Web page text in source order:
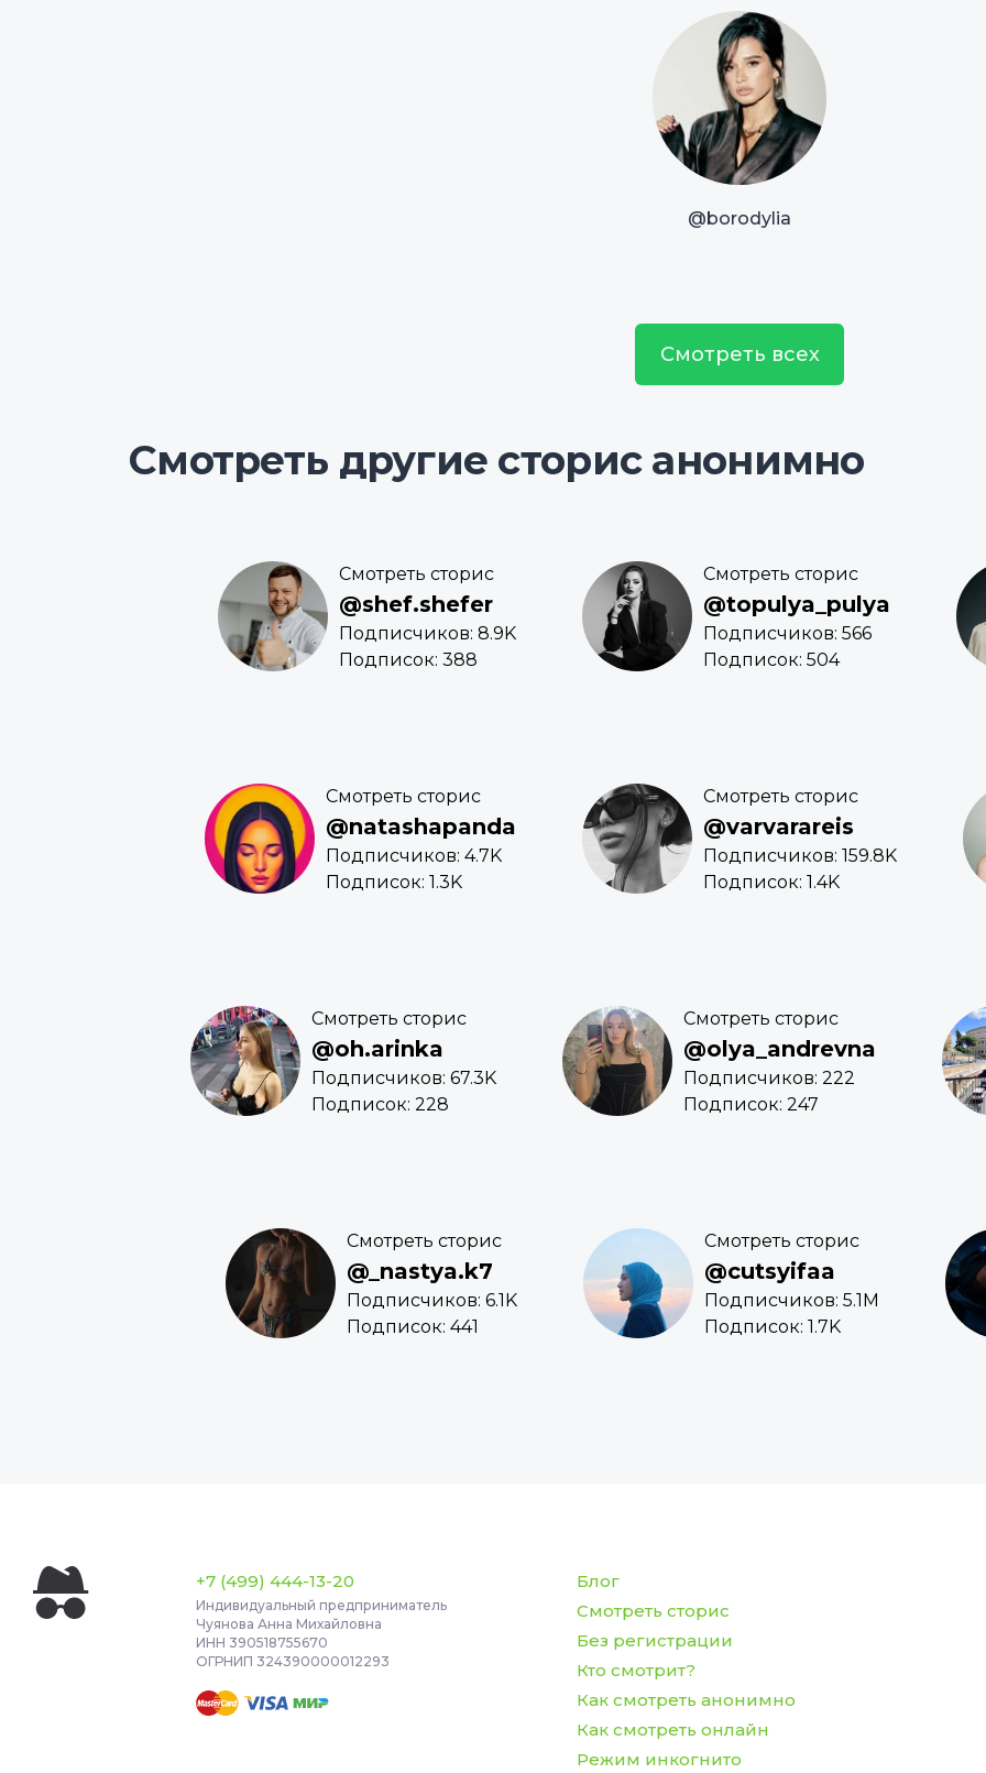
@borodylia
Смотреть всех
Смотреть другие сторис анонимно
Смотреть сторис
@shef.shefer
Подписчиков: 8.9K
Подписок: 388
Смотреть сторис
@topulya_pulya
Подписчиков: 566
Подписок: 504
Смотреть сторис
@natashapanda
Подписчиков: 4.7K
Подписок: 1.3K
Смотреть сторис
@varvarareis
Подписчиков: 159.8K
Подписок: 1.4K
Смотреть сторис
@oh.arinka
Подписчиков: 67.3K
Подписок: 228
Смотреть сторис
@olya_andrevna
Подписчиков: 222
Подписок: 247
Смотреть сторис
@_nastya.k7
Подписчиков: 6.1K
Подписок: 441
Смотреть сторис
@cutsyifaa
Подписчиков: 5.1M
Подписок: 1.7K
+7 (499) 444-13-20
Индивидуальный предприниматель
Чуянова Анна Михайловна
ИНН 390518755670
ОГРНИП 324390000012293
Блог
Смотреть сторис
Без регистрации
Кто смотрит?
Как смотреть анонимно
Как смотреть онлайн
Режим инкогнито